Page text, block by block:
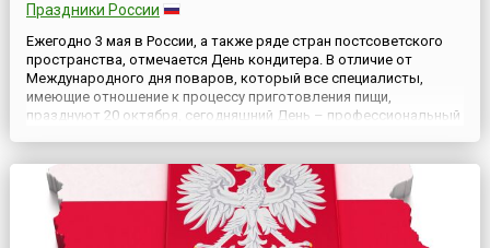
Праздники России
Ежегодно 3 мая в России, а также ряде стран постсоветского
пространства, отмечается День кондитера. В отличие от
Международного дня поваров, который все специалисты,
имеющие отношение к процессу приготовления пищи,
празднуют 20 октября, сегодняшний День – профессиональный